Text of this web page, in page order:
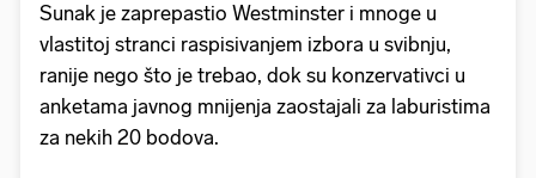
Sunak je zaprepastio Westminster i mnoge u
vlastitoj stranci raspisivanjem izbora u svibnju,
ranije nego što je trebao, dok su konzervativci u
anketama javnog mnijenja zaostajali za laburistima
za nekih 20 bodova.